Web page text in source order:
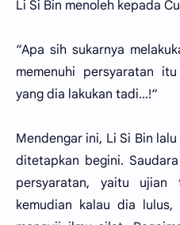
Li Si Bin menoleh kepada
“Apa sih sukarnya
memenuhi persyaratan
yang dia lakukan tadi...!“
Mendengar ini, Li Si Bin
ditetapkan begini.
persyaratan, yaitu ujian
kemudian kalau dia